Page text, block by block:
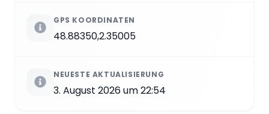
GPS KOORDINATEN
48.88350,2.35005
NEUESTE AKTUALISIERUNG
3. August 2026 um 22:54